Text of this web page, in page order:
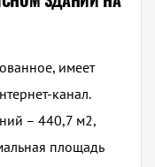
имеет
канал.
– 440,7 м2,
площадь